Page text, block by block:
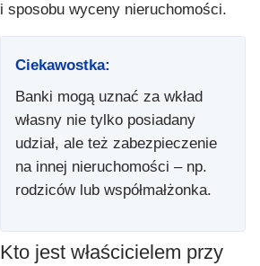
i sposobu wyceny nieruchomości.
Ciekawostka:
Banki mogą uznać za wkład
własny nie tylko posiadany
udział, ale też zabezpieczenie
na innej nieruchomości – np.
rodziców lub współmałżonka.
Kto jest właścicielem przy